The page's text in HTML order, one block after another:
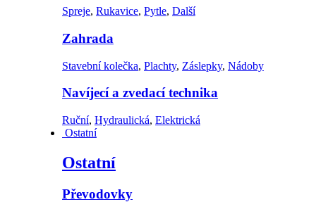
Spreje, Rukavice, Pytle, Další
Zahrada
Stavební kolečka, Plachty, Záslepky, Nádoby
Navíjecí a zvedací technika
Ruční, Hydraulická, Elektrická
Ostatní
Ostatní
Převodovky